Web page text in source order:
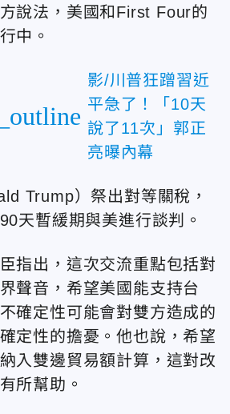
說法，美國和First Four的
中。
影/川普狂蹭習近
平急了！「10天
說了11次」郭正
亮曝內幕
Trump）祭出對等關稅，
天暫緩期與美進行談判。
指出，這次交流重點包括對
聲音，希望美國能支持台
確定性可能會對雙方造成的
定性的擔憂。他也說，希望
入雙邊貿易額計算，這對改
所幫助。